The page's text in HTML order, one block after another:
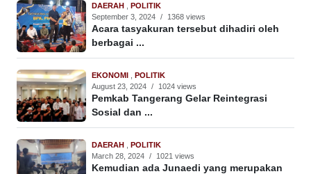
DAERAH
POLITIK
September 3, 2024 / 1368 views
Acara tasyakuran tersebut dihadiri oleh
berbagai ...
EKONOMI
POLITIK
August 23, 2024 / 1024 views
Pemkab Tangerang Gelar Reintegrasi
Sosial dan ...
DAERAH
POLITIK
March 28, 2024 / 1021 views
Kemudian ada Junaedi yang merupakan